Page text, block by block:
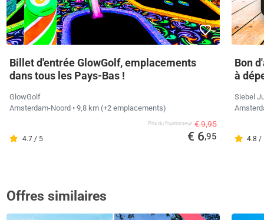
Billet d'entrée GlowGolf, emplacements
dans tous les Pays-Bas !
GlowGolf
Amsterdam-Noord • 9,8 km (+2 emplacements)
4.7 / 5
Prix ​​du fournisseur € 9,95
€ 6,95
Bon
à
Siebel
4.8 /
Offres similaires